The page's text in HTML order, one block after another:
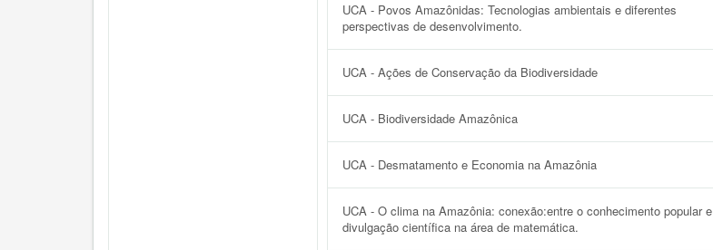
UCA - Povos Amazônidas: Tecnologias ambientais e diferentes
perspectivas de desenvolvimento.
UCA - Ações de Conservação da Biodiversidade
UCA - Biodiversidade Amazônica
UCA - Desmatamento e Economia na Amazônia
UCA - O clima na Amazônia: conexão:entre o conhecimento popular e
divulgação científica na área de matemática.